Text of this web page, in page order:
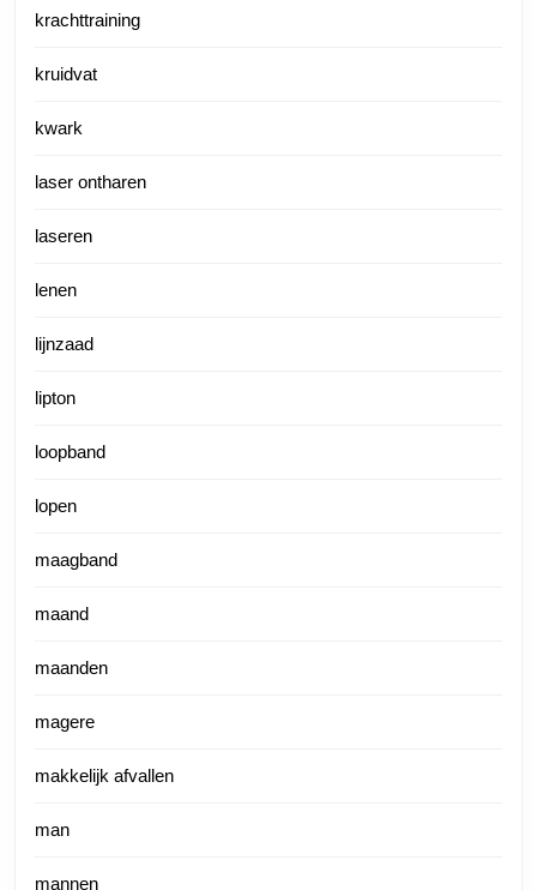
krachttraining
kruidvat
kwark
laser ontharen
laseren
lenen
lijnzaad
lipton
loopband
lopen
maagband
maand
maanden
magere
makkelijk afvallen
man
mannen